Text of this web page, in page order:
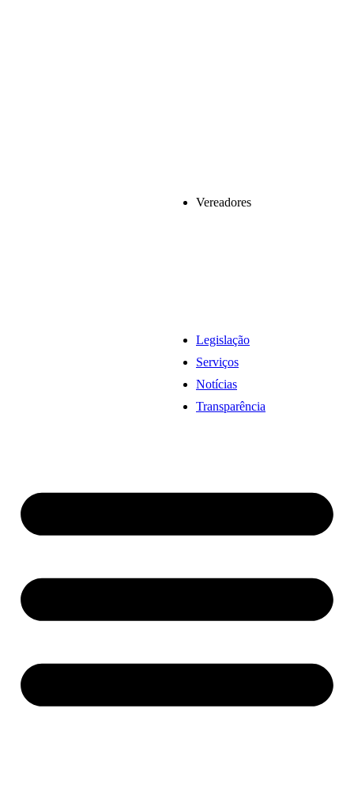
Vereadores
Legislação
Serviços
Notícias
Transparência